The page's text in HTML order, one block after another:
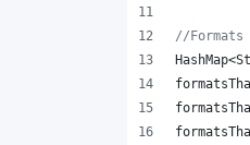
//
HashMap<